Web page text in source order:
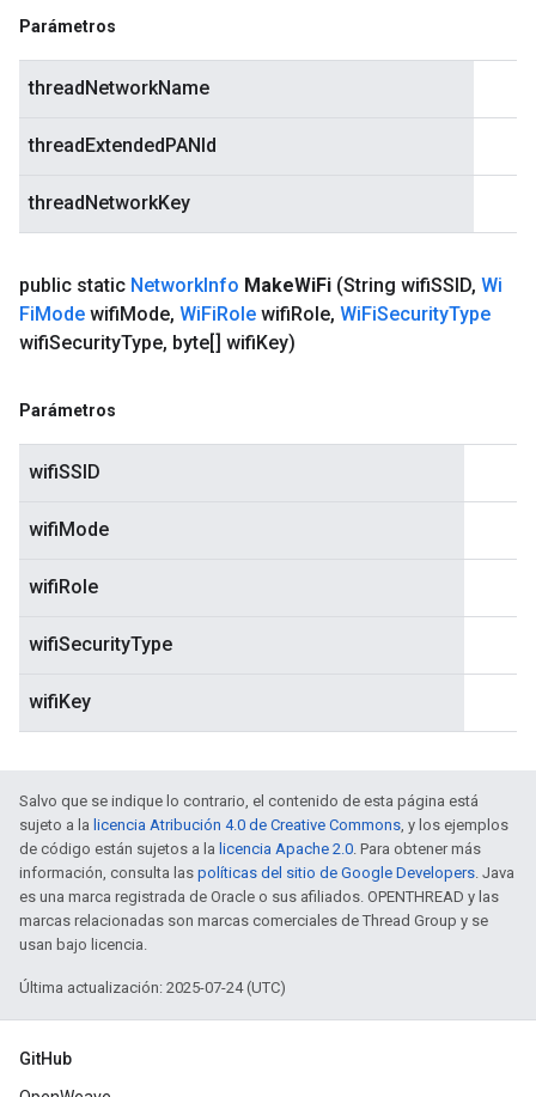
Parámetros
threadNetworkName
threadExtendedPANId
threadNetworkKey
public static NetworkInfo MakeWiFi (String wifiSSID, Wi
FiMode wifiMode, WiFiRole wifiRole, WiFiSecurityType
wifiSecurityType, byte[] wifiKey)
Parámetros
wifiSSID
wifiMode
wifiRole
wifiSecurityType
wifiKey
Salvo que se indique lo contrario, el contenido de esta página está
sujeto a la licencia Atribución 4.0 de Creative Commons, y los ejemplos
de código están sujetos a la licencia Apache 2.0. Para obtener más
información, consulta las políticas del sitio de Google Developers. Java
es una marca registrada de Oracle o sus afiliados. OPENTHREAD y las
marcas relacionadas son marcas comerciales de Thread Group y se
usan bajo licencia.
Última actualización: 2025-07-24 (UTC)
GitHub